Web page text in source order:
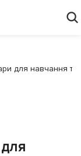
для навчання та